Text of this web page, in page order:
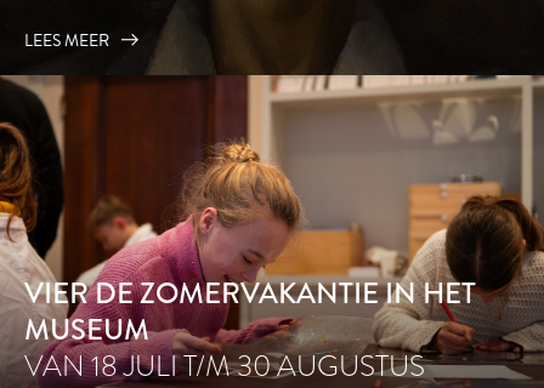
LEES MEER
VIER DE ZOMERVAKANTIE IN HET
MUSEUM
VAN 18 JULI T/M 30 AUGUSTUS